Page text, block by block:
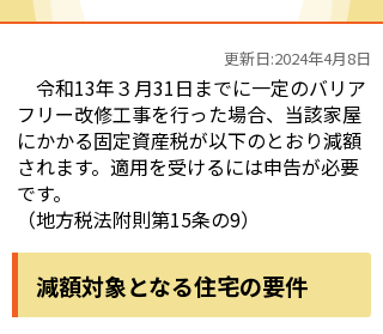
更新日:2024年4月8日
令和13年３月31日までに一定のバリア
フリー改修工事を行った場合、当該家屋
にかかる固定資産税が以下のとおり減額
されます。適用を受けるには申告が必要
です。
（地方税法附則第15条の9）
減額対象となる住宅の要件